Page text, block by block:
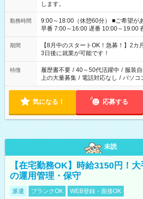
します。
勤務時間
9:00～18:00（休憩60分） ■ご希望があれば下記シフトもOK！
早番 7:00～16:00 遅番 10:00～19:00 夜勤
と休みを合わせたい」 「余裕を持っ
「できれば残業はしたくない」 など
ね。 ※Wワーク希望の方へ 今ご覧のお仕事で希望する勤務時間
と、もう1つのお仕事の勤務時間。
合は応募できません。
期間
【8月中のスタートOK！急募！】2
3日後に就業が可能です！
特徴 履歴書不要 / 40～50代活躍中 / 服装
上の大量募集 / 電話対応なし / パソコ
気になる！ 応募する
未読
【在宅勤務OK】時給3150円！
の運用管理・保守
派遣 ブランクOK WEB登録・面接OK